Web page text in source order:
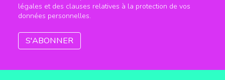
légales et des clauses relatives à la protection de vos
données personnelles.